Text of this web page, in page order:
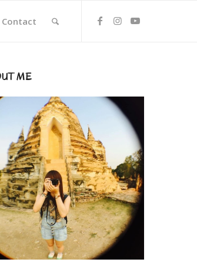
Contact
ME